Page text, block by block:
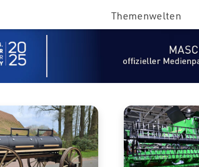
Themenwelten
Industriemeldungen